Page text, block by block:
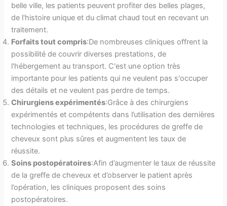
belle ville, les patients peuvent profiter des belles plages,
de l'histoire unique et du climat chaud tout en recevant un
traitement.
Forfaits tout compris:De nombreuses cliniques offrent la
possibilité de couvrir diverses prestations, de
l'hébergement au transport. C'est une option très
importante pour les patients qui ne veulent pas s'occuper
des détails et ne veulent pas perdre de temps.
Chirurgiens expérimentés:Grâce à des chirurgiens
expérimentés et compétents dans l’utilisation des dernières
technologies et techniques, les procédures de greffe de
cheveux sont plus sûres et augmentent les taux de
réussite.
Soins postopératoires:Afin d’augmenter le taux de réussite
de la greffe de cheveux et d’observer le patient après
l’opération, les cliniques proposent des soins
postopératoires.